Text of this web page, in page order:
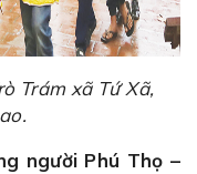
Trám xã Tứ Xã,
Phú Thọ –